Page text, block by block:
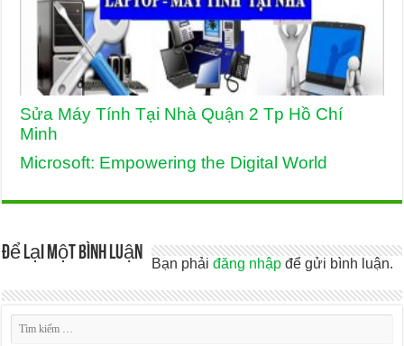
Sửa Máy Tính Tại Nhà Quận 2 Tp Hồ Chí
Minh
Microsoft: Empowering the Digital World
Để lại một bình luận Bạn phảiđăng nhập để gửi bình luận.